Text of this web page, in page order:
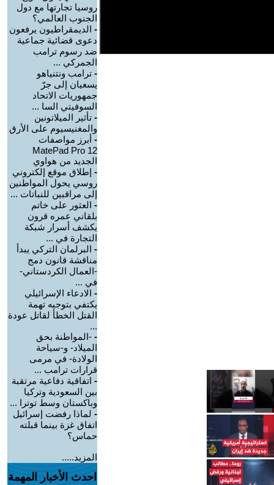
روسيا تجارتها مع دول
الجنوب العالمي؟
- الديمقراطيون يرفعون
دعوى قضائية جماعية
ضد رسوم ترامب
الجمركي ...
- ترامب ونتنياهو
يسعيان إلى جرّ
جمهوريات الاتحاد
السوفيتي السا ...
- تأثير الميلاتونين
والمغنيسيوم على الأرق
- أبرز مواصفات
MatePad Pro 12
الجديد من هواوي
- إطلاق موقع إلكتروني
روسي يحول المواطنين
إلى مراقبين للنباتات ...
- العثور على خاتم
بلقاني عمره قرون
يكشف أسرار شبكة
التجارة في ...
- البرلمان التركي يبدأ
مناقشة قانون دمج
-العمال الكردستاني-
في ...
- الادعاء الإسرائيلي
يكتفي بتوجيه تهمة
القتل الخطأ لقاتل عودة
...
- -المواطنة بحق
الميلاد- و-سياحة
الولادة- في مرمى
قرارات ترامب ...
- اتفاقية دفاعية مرتقبة
بين السعودية وتركيا
وباكستان وسط توترا ...
- لماذا رفضت إسرائيل
اتفاق غزة بينما قبلته
حماس؟
المزيد.....
احدث الأخبار المهمة